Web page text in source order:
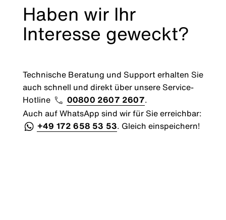
Haben wir Ihr
Interesse geweckt?
Technische Beratung und Support erhalten Sie
auch schnell und direkt über unsere Service-
Hotline
00800 2607 2607.
Auch auf WhatsApp sind wir für Sie erreichbar:
+49 172 658 53 53. Gleich einspeichern!